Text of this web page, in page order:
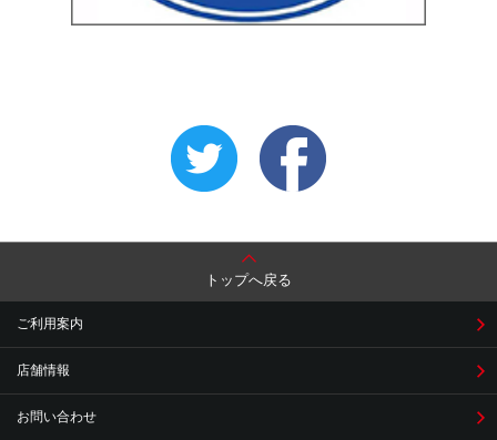
トップへ戻る
ご利用案内
店舗情報
お問い合わせ